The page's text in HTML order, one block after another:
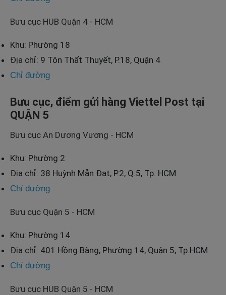
Bưu cục HUB Quận 4 - HCM
Khu: Phường 18
Địa chỉ: 9 Tôn Thất Thuyết, P.18, Quận 4
Chỉ đường
Bưu cục, điểm gửi hàng Viettel Post tại
QUẬN 5
Bưu cục An Dương Vương - HCM
Khu: Phường 2
Địa chỉ: 38 Huỳnh Mẫn Đạt, P.2, Q.5, Tp. HCM
Chỉ đường
Bưu cục Quận 5 - HCM
Khu: Phường 14
Địa chỉ: 401 Hồng Bàng, Phường 14, Quận 5, Tp.HCM
Chỉ đường
Bưu cục HUB Quận 5 - HCM